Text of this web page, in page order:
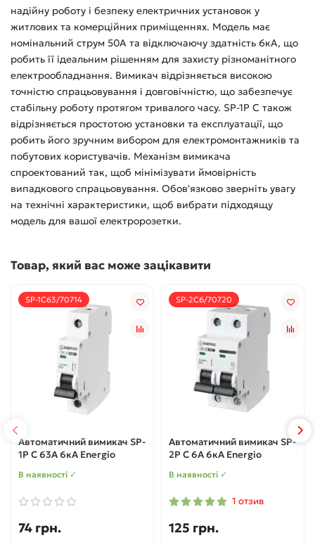
надійну роботу і безпеку електричних установок у
житлових та комерційних приміщеннях. Модель має
номінальний струм 50А та відключаючу здатність 6кА, що
робить її ідеальним рішенням для захисту різноманітного
електрообладнання. Вимикач відрізняється високою
точністю спрацьовування і довговічністю, що забезпечує
стабільну роботу протягом тривалого часу. SP-1P C також
відрізняється простотою установки та експлуатації, що
робить його зручним вибором для електромонтажників та
побутових користувачів. Механізм вимикача
спроектований так, щоб мінімізувати ймовірність
випадкового спрацьовування. Обов'язково зверніть увагу
на технічні характеристики, щоб вибрати підходящу
модель для вашої електророзетки.
Товар, який вас може зацікавити
SP-1C63/70714
Автоматичний вимикач SP-
1P C 63А 6кА Energio
В наявності ✓
74 грн.
SP-2C6/70720
Автоматичний вимикач SP-
2P C 6А 6кА Energio
В наявності ✓
1 отзив
125 грн.